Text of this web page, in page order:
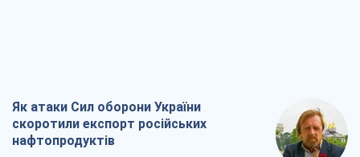
Як атаки Сил оборони України
скоротили експорт російських
нафтопродуктів